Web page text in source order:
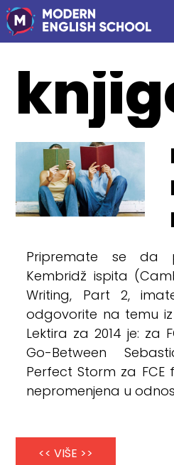
Pripremate se da
Kembridž ispita
Writing, Part 2,
odgovorite na temu
Lektira za 2014 je: za
Go-Between
Perfect Storm za
nepromenjena u
<< VIŠE >>